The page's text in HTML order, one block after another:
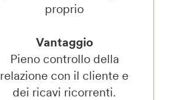
proprio
Vantaggio
Pieno controllo della
relazione con il cliente e
dei ricavi ricorrenti.